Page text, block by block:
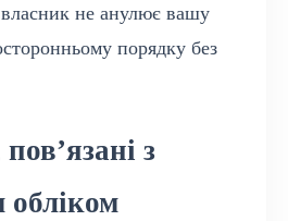
власник не анулює вашу
порядку без
з
обліком